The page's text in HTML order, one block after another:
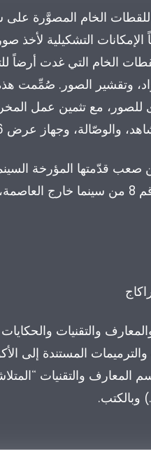
“الألمى، راقصات البطن” (1989). تجرّبنا معاً الإمكانات
الخام التي غدت أرضاً
وتقشير الصور. صُمِّمت
للصور، مع تثمين عمل
والوصّالة، وجهاز عرض 16 ملم.
قدّمتها المؤرخة
روكسيل، وعرض كتاب جوسلين صعب للخروج إلى النهار، المجموعة رقم 8
والتقنيات والحكايات
المستندة إلى
والتقنيات
وبالكتب.